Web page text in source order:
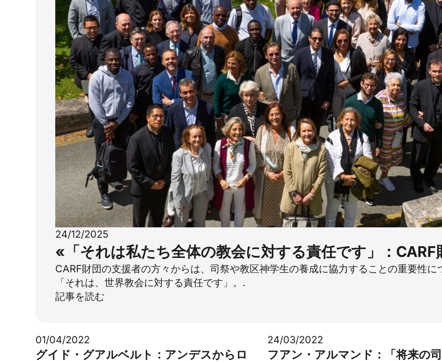
24/12/2025
«「それは私たち全体の教会に対する責任です」：CARF
CARF財団の支援者の方々からは、司祭や教区神学生の養成に協力することの重要性
「それは、世界教会に対する責任です」。.
記事を読む
01/04/2022
グイド・グアルベルト：アンデスからロ
24/03/2022
フアン・アルマンド：「将来の